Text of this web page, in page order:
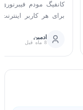
کانفیگ مودم
برای هر کاربر
ادمین
8 ماه قبل